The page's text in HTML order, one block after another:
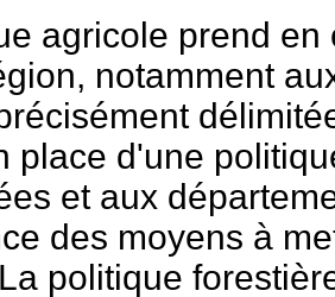
agricole prend
notamment
place d'une
et aux
des moyens à
politique